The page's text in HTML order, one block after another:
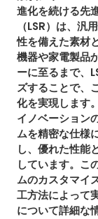
進化を続ける先
（LSR）は、汎
性を備えた素材
機器や家電製品
ーに至るまで、
ズすることで、
化を実現します。
イノベーション
ムを精密な仕様
し、優れた性能
しています。こ
ムのカスタマイ
工方法によって
について詳細な